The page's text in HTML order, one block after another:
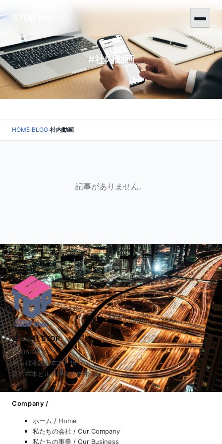
#社内動画
HOME›BLOG›社内動画
記事がありません。
株式会社 STOP
〒106-0032
東京都港区六本木7-15-7
新六本木ビル SENQ六本木 7階
Company /
ホーム / Home
私たちの会社 / Our Company
私たちの事業 / Our Business